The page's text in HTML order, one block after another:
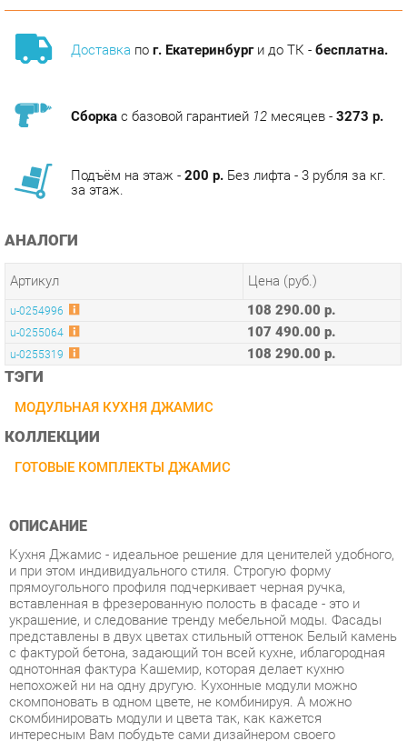
Доставкапог. Екатеринбурги до ТК -бесплатна.
АНАЛОГИ
Артикул
u-0254996 108 290.00 р.
u-0255064 107 490.00 р.
u-0255319 108 290.00 р.
ТЭГИ
МОДУЛЬНАЯ КУХНЯ ДЖАМИС
КОЛЛЕКЦИИ
ГОТОВЫЕ КОМПЛЕКТЫ ДЖАМИС
ОПИСАНИЕ
прямоугольного профиля подчеркивает черная ручка,
украшение, и следование тренду мебельной моды. Фасады
представлены в двух цветах стильный оттенок Белый камень
с фактурой бетона, задающий тон всей кухне, иблагородная
однотонная фактура Кашемир, которая делает кухню
непохожей ни на одну другую. Кухонные модули можно
скомпоновать в одном цвете, не комбинируя. А можно
скомбинировать модули и цвета так, как кажется
интересным Вам побудьте сами дизайнером своего
интерьера - это интересно и в результате будет радовать
воплощением мечты. Вставки из стекла сатин делают кухню,
более легкой, а дизайн не стандартным. Благодаря широкому
модульному ряду кухни Джамис, можно обустроить каждый